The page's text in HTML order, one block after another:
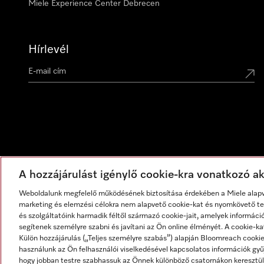
Miele Experience Center Debrecen
Hírlevél
A hozzájárulást igénylő cookie-kra vonatkozó
Weboldalunk megfelelő működésének biztosítása érdekében a Miele
marketing és elemzési célokra nem alapvető cookie-kat és nyomkövető
és szolgáltatóink harmadik féltől származó cookie-jait, amelyek
segítenek személyre szabni és javítani az Ön online élményét. A cookie-
Külön hozzájárulás („Teljes személyre szabás”) alapján Bloomreach
használunk az Ön felhasználói viselkedésével kapcsolatos információk
hogy jobban testre szabhassuk az Önnek különböző csatornákon